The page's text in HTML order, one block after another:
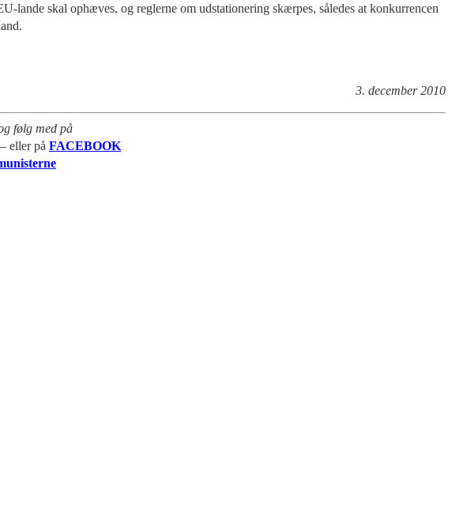
lande skal ophæves, og reglerne om udstationering skærpes, således at konkurrencen
3. december 2010
følg med på
– eller på FACEBOOK